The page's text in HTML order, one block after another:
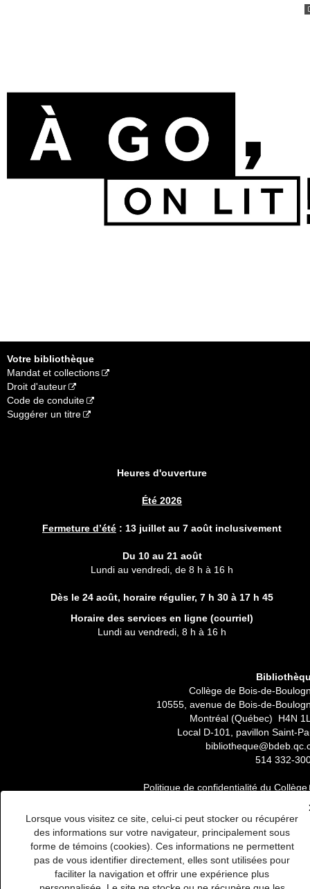
Votre bibliothèque
Mandat et collections
Droit d'auteur
Code de conduite
Suggérer un titre
Heures d'ouverture
Été 2026
Fermeture d’été : 13 juillet au 7 août inclusivement
Du 10 au 21 août
Lundi au vendredi, de 8 h à 16 h
Dès le 24 août, horaire régulier, 7 h 30 à 17 h 45
Horaire des services en ligne (courriel)
Lundi au vendredi, 8 h à 16 h
Collège de Bois-de-
10555, avenue de Bois-de-
Montréal (Québec) H4N
Local D-101, pavillon Saint-
514 332-
Politique de confidentialité du Collège
Lorsque vous visitez ce site, celui-ci peut stocker ou récupérer
des informations sur votre navigateur, principalement sous
forme de témoins (cookies). Ces informations ne permettent
pas de vous identifier directement, elles sont utilisées pour
faciliter la navigation et offrir une expérience plus